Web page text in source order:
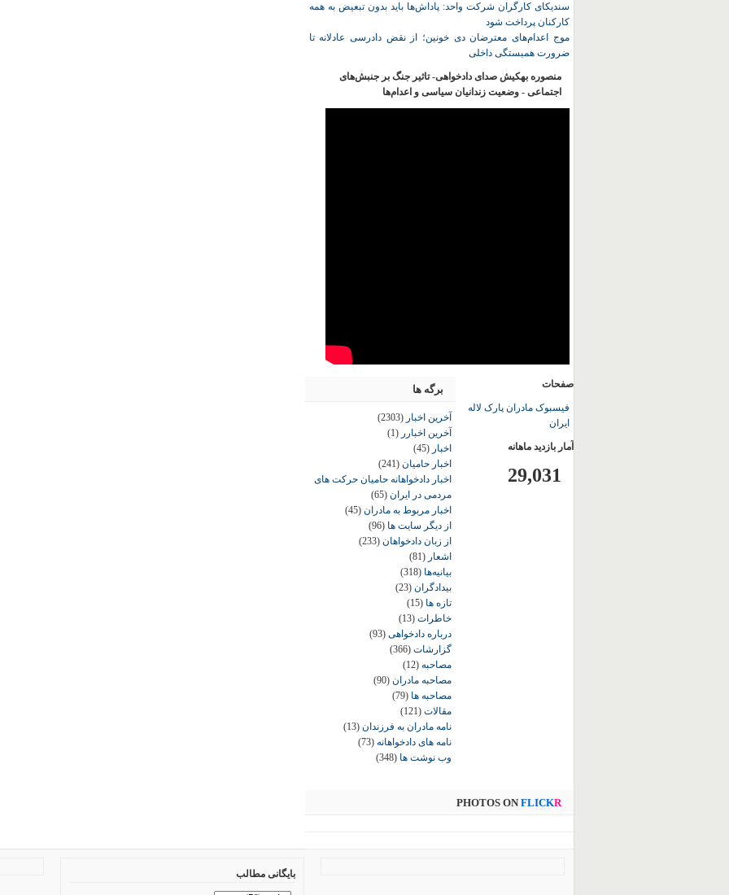
سندیکای کارگران شرکت واحد: پاداش‌ها باید بدون تبعیض به همه
کارکنان پرداخت شود
موج اعدام‌های معترضان دی‌ خونین؛ از نقض دادرسی عادلانه تا
ضرورت همبستگی داخلی
منصوره بهکیش صدای دادخواهی- تاثیر جنگ بر جنبش‌های
اجتماعی - وضعیت زندانیان سیاسی و اعدام‌ها
برگه ها
آخرین اخبار (2303)
آخرین اخبارر (1)
اخبار (45)
اخبار حامیان (241)
اخبار دادخواهانه حامیان حرکت های
مردمی در ایران (65)
اخبار مربوط به مادران (45)
از دیگر سایت ها (96)
از زبان دادخواهان (233)
اشعار (81)
بیانیه‌ها (318)
بیدادگران (23)
تازه ها (15)
خاطرات (13)
درباره دادخواهی (93)
گزارشات (366)
مصاحبه (12)
مصاحبه مادران (90)
مصاحبه ها (79)
مقالات (121)
نامه مادران به فرزندان (13)
نامه های دادخواهانه (73)
وب نوشت ها (348)
صفحات
فیسبوک مادران پارک لاله
ایران
آمار بازدید ماهانه
29,031
PHOTOS ON FLICKR
بایگانی مطالب